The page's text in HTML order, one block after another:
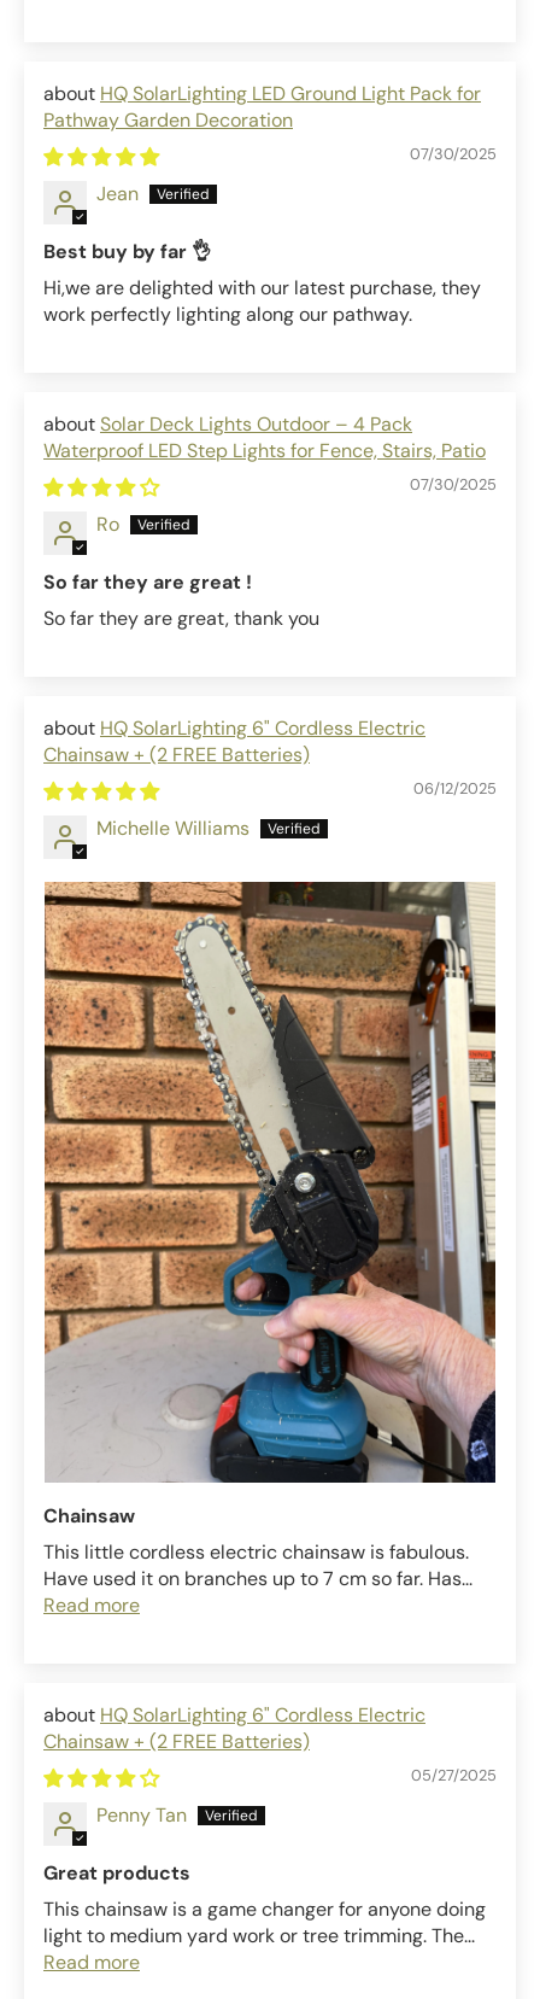
HQ SolarLighting LED Ground Light Pack for
Pathway Garden Decoration
07/30/2025
Jean
Best buy by far 👌
Hi,we are delighted with our latest purchase, they
work perfectly lighting along our pathway.
Solar Deck Lights Outdoor – 4 Pack
Waterproof LED Step Lights for Fence, Stairs, Patio
07/30/2025
Ro
So far they are great !
So far they are great, thank you
HQ SolarLighting 6" Cordless Electric
Chainsaw + (2 FREE Batteries)
06/12/2025
Michelle Williams
Chainsaw
This little cordless electric chainsaw is fabulous.
Have used it on branches up to 7 cm so far. Has...
Read more
HQ SolarLighting 6" Cordless Electric
Chainsaw + (2 FREE Batteries)
05/27/2025
Penny Tan
Great products
This chainsaw is a game changer for anyone doing
light to medium yard work or tree trimming. The...
Read more